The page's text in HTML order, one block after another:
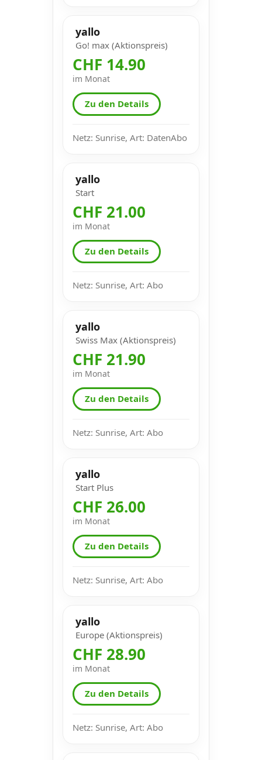
yallo
Go! max (Aktionspreis)
CHF 14.90
im Monat
Zu den Details
Netz: Sunrise, Art: DatenAbo
yallo
Start
CHF 21.00
im Monat
Zu den Details
Netz: Sunrise, Art: Abo
yallo
Swiss Max (Aktionspreis)
CHF 21.90
im Monat
Zu den Details
Netz: Sunrise, Art: Abo
yallo
Start Plus
CHF 26.00
im Monat
Zu den Details
Netz: Sunrise, Art: Abo
yallo
Europe (Aktionspreis)
CHF 28.90
im Monat
Zu den Details
Netz: Sunrise, Art: Abo